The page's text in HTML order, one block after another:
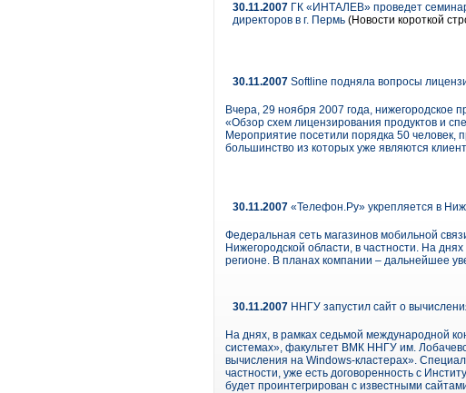
30.11.2007 ГК «ИНТАЛЕВ» проведет
директоров в г. Пермь (Новости короткой
30.11.2007 Softline подняла вопросы
Вчера, 29 ноября 2007 года, нижегородское
«Обзор схем лицензирования продуктов и
Мероприятие посетили порядка 50 человек,
большинство из которых уже являются
30.11.2007 «Телефон.Ру» укрепляется в
Федеральная сеть магазинов мобильной
Нижегородской области, в частности. На
регионе. В планах компании – дальнейшее
30.11.2007 ННГУ запустил сайт о
На днях, в рамках седьмой международной
системах», факультет ВМК ННГУ им.
вычисления на Windows-кластерах».
частности, уже есть договоренность с
будет проинтегрирован с известными